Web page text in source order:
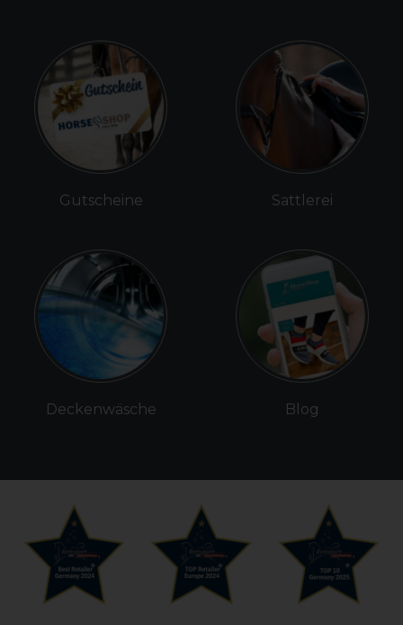
Gutscheine
Deckenwäsche
Sattlerei
Blog